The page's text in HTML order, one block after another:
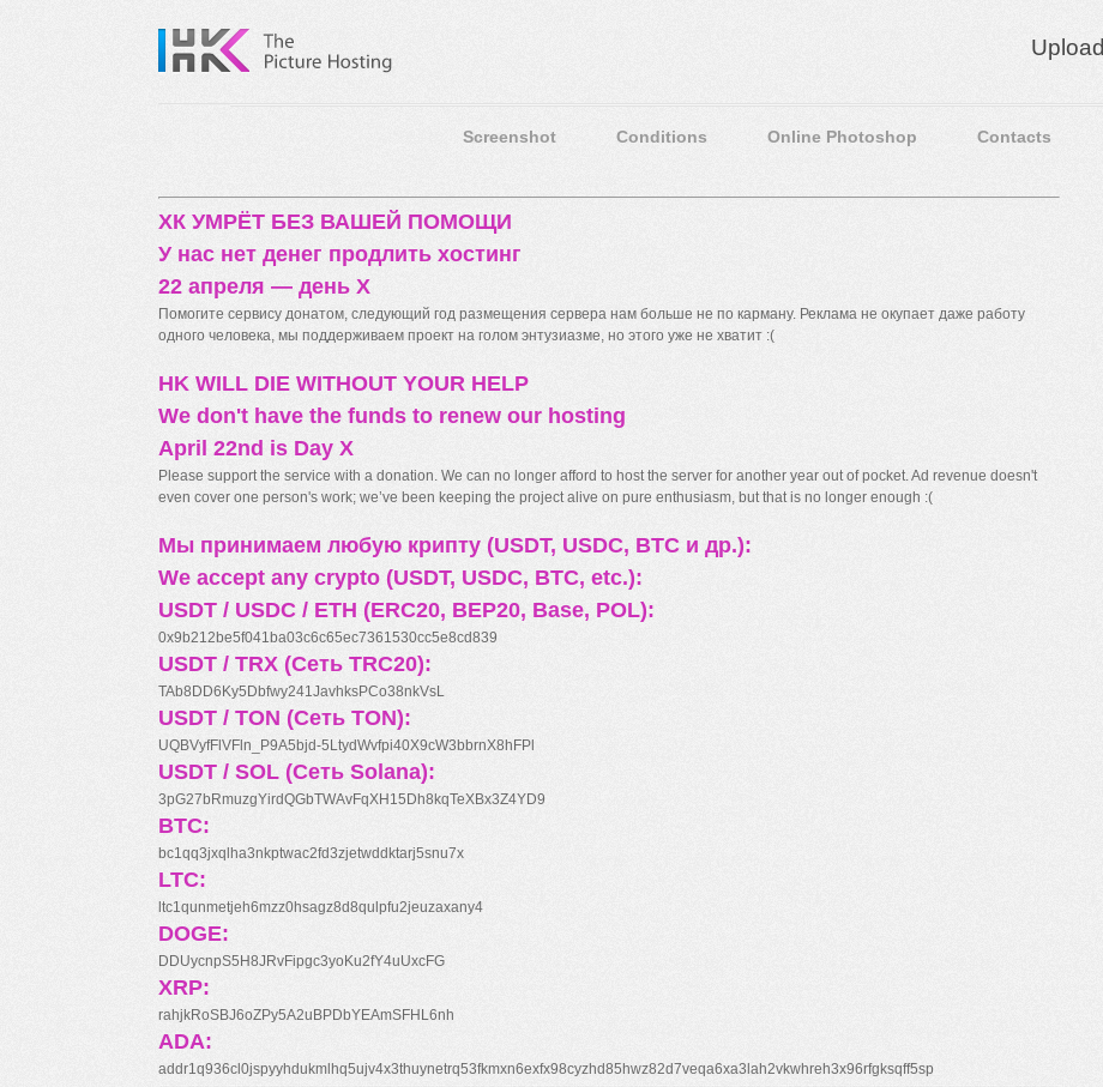
Upload
Screenshot Conditions Online Photoshop Contacts
ХК УМРЁТ БЕЗ ВАШЕЙ ПОМОЩИ
У нас нет денег продлить хостинг
22 апреля — день X
Помогите сервису донатом, следующий год размещения сервера нам больше не по карману. Реклама не окупает даже работу
одного человека, мы поддерживаем проект на голом энтузиазме, но этого уже не хватит :(
HK WILL DIE WITHOUT YOUR HELP
We don't have the funds to renew our hosting
April 22nd is Day X
Please support the service with a donation. We can no longer afford to host the server for another year out of pocket. Ad revenue doesn't
even cover one person's work; we’ve been keeping the project alive on pure enthusiasm, but that is no longer enough :(
Мы принимаем любую крипту (USDT, USDC, BTC и др.):
We accept any crypto (USDT, USDC, BTC, etc.):
USDT / USDC / ETH (ERC20, BEP20, Base, POL):
0x9b212be5f041ba03c6c65ec7361530cc5e8cd839
USDT / TRX (Сеть TRC20):
TAb8DD6Ky5Dbfwy241JavhksPCo38nkVsL
USDT / TON (Сеть TON):
UQBVyfFlVFln_P9A5bjd-5LtydWvfpi40X9cW3bbrnX8hFPl
USDT / SOL (Сеть Solana):
3pG27bRmuzgYirdQGbTWAvFqXH15Dh8kqTeXBx3Z4YD9
BTC:
bc1qq3jxqlha3nkptwac2fd3zjetwddktarj5snu7x
LTC:
ltc1qunmetjeh6mzz0hsagz8d8qulpfu2jeuzaxany4
DOGE:
DDUycnpS5H8JRvFipgc3yoKu2fY4uUxcFG
XRP:
rahjkRoSBJ6oZPy5A2uBPDbYEAmSFHL6nh
ADA:
addr1q936cl0jspyyhdukmlhq5ujv4x3thuynetrq53fkmxn6exfx98cyzhd85hwz82d7veqa6xa3lah2vkwhreh3x96rfgksqff5sp